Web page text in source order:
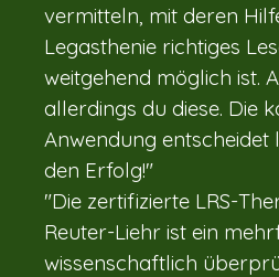
vermitteln, mit deren
Legasthenie richtiges
weitgehend möglich ist.
allerdings du diese. Die
Anwendung
den Erfolg!"
"Die zertifizierte LRS-
Reuter-Liehr ist ein
wissenschaftlich